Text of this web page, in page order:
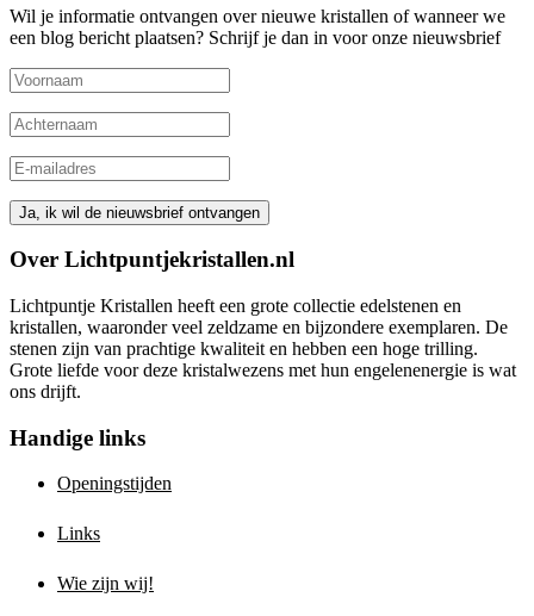
Wil je informatie ontvangen over nieuwe kristallen of wanneer we
een blog bericht plaatsen? Schrijf je dan in voor onze nieuwsbrief
Over Lichtpuntjekristallen.nl
Lichtpuntje Kristallen heeft een grote collectie edelstenen en
kristallen, waaronder veel zeldzame en bijzondere exemplaren. De
stenen zijn van prachtige kwaliteit en hebben een hoge trilling.
Grote liefde voor deze kristalwezens met hun engelenenergie is wat
ons drijft.
Handige links
Openingstijden
Links
Wie zijn wij!